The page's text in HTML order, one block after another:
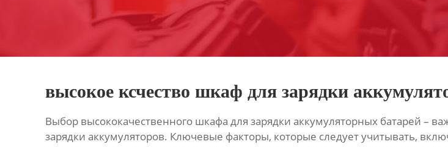
высокое ксчество шкаф для зарядки
Выбор высококачественного шкафа для зарядки аккумуляторных батарей –
зарядки аккумуляторов. Ключевые факторы, которые следует учитывать,